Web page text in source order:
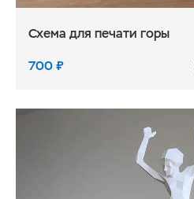
Схема для печати горы
700₽